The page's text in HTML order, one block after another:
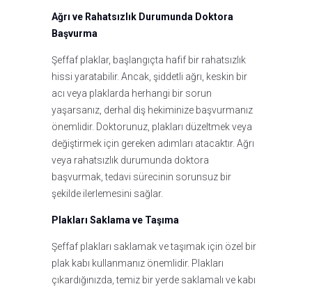
Ağrı ve Rahatsızlık Durumunda Doktora
Başvurma
Şeffaf plaklar, başlangıçta hafif bir rahatsızlık
hissi yaratabilir. Ancak, şiddetli ağrı, keskin bir
acı veya plaklarda herhangi bir sorun
yaşarsanız, derhal diş hekiminize başvurmanız
önemlidir. Doktorunuz, plakları düzeltmek veya
değiştirmek için gereken adımları atacaktır. Ağrı
veya rahatsızlık durumunda doktora
başvurmak, tedavi sürecinin sorunsuz bir
şekilde ilerlemesini sağlar.
Plakları Saklama ve Taşıma
Şeffaf plakları saklamak ve taşımak için özel bir
plak kabı kullanmanız önemlidir. Plakları
çıkardığınızda, temiz bir yerde saklamalı ve kabı